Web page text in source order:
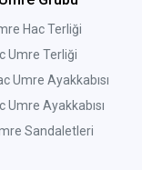
Hac Terliği
Umre Terliği
Umre Ayakkabısı
Umre Ayakkabısı
Sandaletleri